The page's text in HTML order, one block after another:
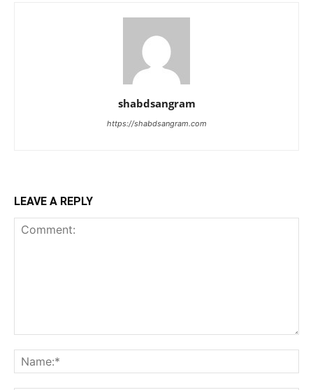
shabdsangram
https://shabdsangram.com
LEAVE A REPLY